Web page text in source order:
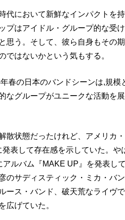
代において新鮮なインパクトを
プはアイドル・グループ的な受
思う。そして、彼ら自身もその
ではないかという気もする。
春の日本のバンドシーンは,規
なグループがユニークな活動を
散状態だったけれど、アメリカ
発表して存在感を示していた。
ルバム『MAKE UP』を発表し
のサディスティック・ミカ・バ
ース・バンド、破天荒なライヴ
広げていた。